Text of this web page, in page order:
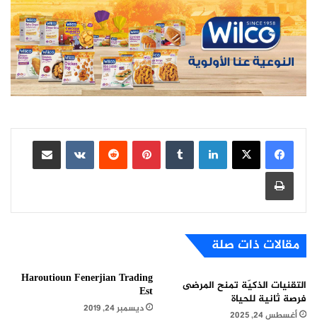
لينكدإن بينتيريست
مشاركة عبر البريد
طباعة
مقالات ذات صلة
التقنيات الذكيّة تمنح المرضى
فرصة ثانية للحياة
أغسطس 24, 2025
Haroutioun Fenerjian Trading
Est
ديسمبر 24, 2019